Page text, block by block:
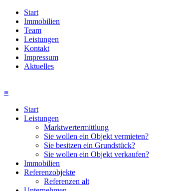
Start
Immobilien
Team
Leistungen
Kontakt
Impressum
Aktuelles
≡
Start
Leistungen
Marktwertermittlung
Sie wollen ein Objekt vermieten?
Sie besitzen ein Grundstück?
Sie wollen ein Objekt verkaufen?
Immobilien
Referenzobjekte
Referenzen alt